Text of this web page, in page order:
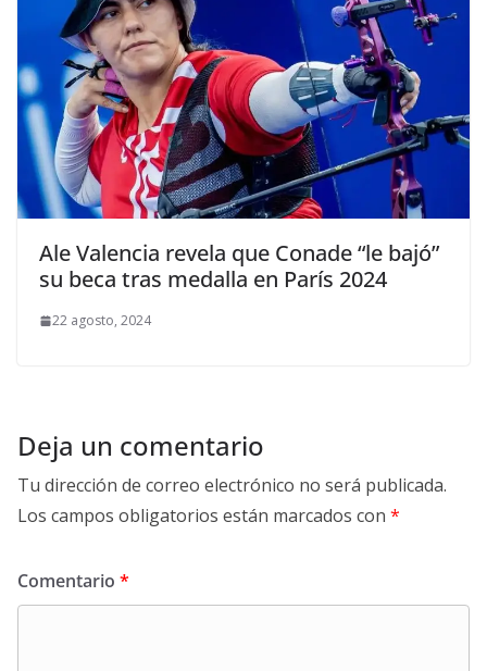
Ale Valencia revela que Conade “le bajó”
su beca tras medalla en París 2024
22 agosto, 2024
Deja un comentario
Tu dirección de correo electrónico no será publicada.
Los campos obligatorios están marcados con *
Comentario *